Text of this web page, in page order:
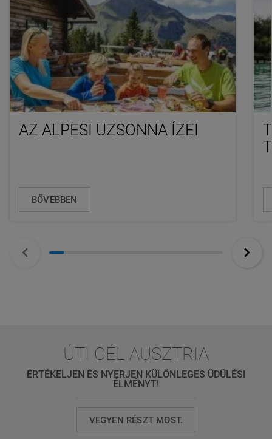
AZ ALPESI UZSONNA ÍZEI
BŐVEBBEN
ÚTI CÉL AUSZTRIA
ÉRTÉKELJEN ÉS NYERJEN KÜLÖNLEGES ÜDÜLÉSI
ÉLMÉNYT!
VEGYEN RÉSZT MOST.